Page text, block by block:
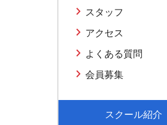
スタッフ
アクセス
よくある質問
会員募集
スクール紹介